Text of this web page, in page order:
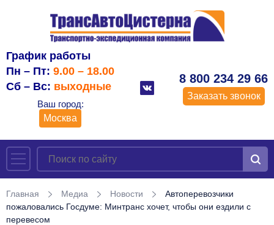
График работы
Пн – Пт: 9.00 – 18.00
Сб – Вс: выходные
Ваш город:
Москва
8 800 234 29 66
Заказать звонок
Главная Медиа Новости
Автоперевозчики
пожаловались Госдуме: Минтранс хочет, чтобы они ездили с
перевесом